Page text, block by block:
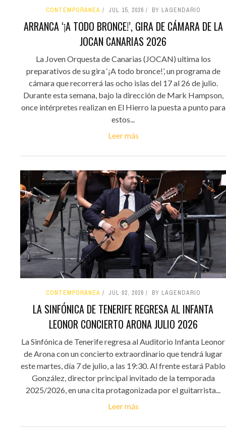
CONTEMPORÁNEA JUL 15, 2026 BY LAGENDARIO
ARRANCA ‘¡A TODO BRONCE!’, GIRA DE CÁMARA DE LA
JOCAN CANARIAS 2026
La Joven Orquesta de Canarias (JOCAN) ultima los
preparativos de su gira ‘¡A todo bronce!’, un programa de
cámara que recorrerá las ocho islas del 17 al 26 de julio.
Durante esta semana, bajo la dirección de Mark Hampson,
once intérpretes realizan en El Hierro la puesta a punto para
estos...
Leer más
CONTEMPORÁNEA JUL 02, 2026 BY LAGENDARIO
LA SINFÓNICA DE TENERIFE REGRESA AL INFANTA
LEONOR CONCIERTO ARONA JULIO 2026
La Sinfónica de Tenerife regresa al Auditorio Infanta Leonor
de Arona con un concierto extraordinario que tendrá lugar
este martes, día 7 de julio, a las 19:30. Al frente estará Pablo
González, director principal invitado de la temporada
2025/2026, en una cita protagonizada por el guitarrista...
Leer más